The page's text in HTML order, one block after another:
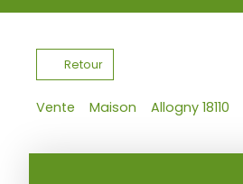
Retour
Vente Maison Allogny 18110